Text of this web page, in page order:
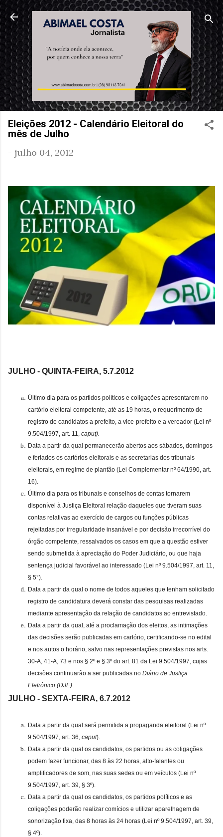
Pular para o conteúdo principal
Eleições 2012 - Calendário Eleitoral do
mês de Julho
- julho 04, 2012
JULHO - QUINTA-FEIRA, 5.7.2012
Último dia para os partidos políticos e coligações apresentarem no
cartório eleitoral competente, até as 19 horas, o requerimento de
registro de candidatos a prefeito, a vice-prefeito e a vereador (Lei nº
9.504/1997, art. 11, caput).
Data a partir da qual permanecerão abertos aos sábados, domingos
e feriados os cartórios eleitorais e as secretarias dos tribunais
eleitorais, em regime de plantão (Lei Complementar nº 64/1990, art.
16).
Último dia para os tribunais e conselhos de contas tornarem
disponível à Justiça Eleitoral relação daqueles que tiveram suas
contas relativas ao exercício de cargos ou funções públicas
rejeitadas por irregularidade insanável e por decisão irrecorrível do
órgão competente, ressalvados os casos em que a questão estiver
sendo submetida à apreciação do Poder Judiciário, ou que haja
sentença judicial favorável ao interessado (Lei nº 9.504/1997, art. 11,
§ 5°).
Data a partir da qual o nome de todos aqueles que tenham solicitado
registro de candidatura deverá constar das pesquisas realizadas
mediante apresentação da relação de candidatos ao entrevistado.
Data a partir da qual, até a proclamação dos eleitos, as intimações
das decisões serão publicadas em cartório, certificando-se no edital
e nos autos o horário, salvo nas representações previstas nos arts.
30-A, 41-A, 73 e nos § 2º e § 3º do art. 81 da Lei 9.504/1997, cujas
decisões continuarão a ser publicadas no Diário de Justiça
Eletrônico (DJE).
JULHO - SEXTA-FEIRA, 6.7.2012
Data a partir da qual será permitida a propaganda eleitoral (Lei nº
9.504/1997, art. 36, caput).
Data a partir da qual os candidatos, os partidos ou as coligações
podem fazer funcionar, das 8 às 22 horas, alto-falantes ou
amplificadores de som, nas suas sedes ou em veículos (Lei nº
9.504/1997, art. 39, § 3º).
Data a partir da qual os candidatos, os partidos políticos e as
coligações poderão realizar comícios e utilizar aparelhagem de
sonorização fixa, das 8 horas às 24 horas (Lei nº 9.504/1997, art. 39,
§ 4º).